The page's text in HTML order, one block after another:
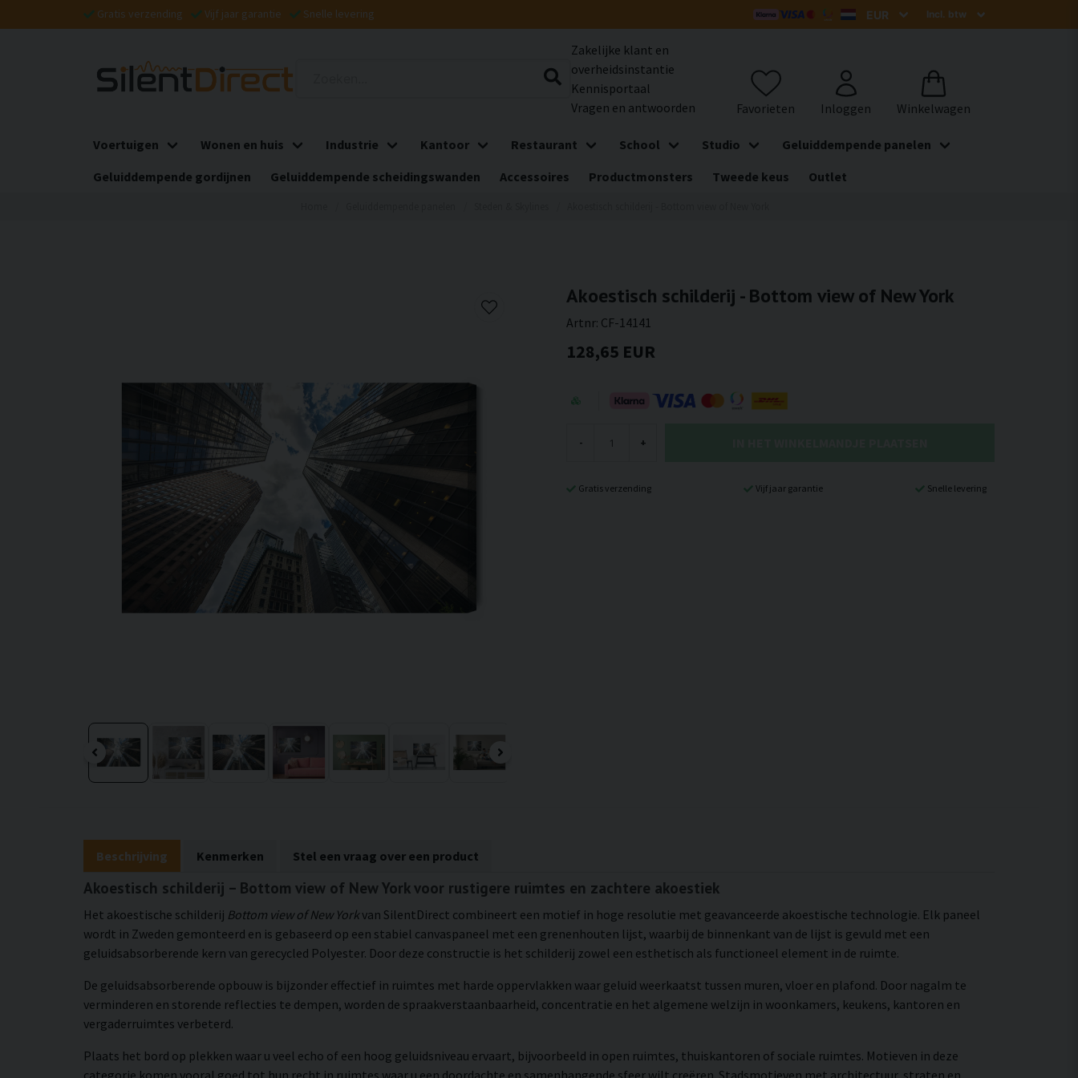
Gratis verzending Vijf jaar garantie Snelle levering
Zakelijke klant en
overheidsinstantie
Kennisportaal
Vragen en antwoorden
Voertuigen Wonen en huis Industrie Kantoor Restaurant School Studio
Geluiddempende panelen
Geluiddempende gordijnen
Geluiddempende scheidingswanden Accessoires Productmonsters Tweede keus Outlet
Akoestisch schilderij - Bottom view of New York
Artnr: CF-14141
128,65 EUR
- +
Gratis verzending Vijf jaar garantie Snelle levering
Beschrijving Kenmerken Stel een vraag over een product
Akoestisch schilderij – Bottom view of New York voor rustigere ruimtes en zachtere akoestiek
Het akoestische schilderij Bottom view of New Yorkvan SilentDirect combineert een motief in hoge resolutie met geavanceerde akoestische technologie. Elk paneel
wordt in Zweden gemonteerd en is gebaseerd op een stabiel canvaspaneel met een grenenhouten lijst, waarbij de binnenkant van de lijst is gevuld met een
geluidsabsorberende kern van gerecycled Polyester. Door deze constructie is het schilderij zowel een esthetisch als functioneel element in de ruimte.
De geluidsabsorberende opbouw is bijzonder effectief in ruimtes met harde oppervlakken waar geluid weerkaatst tussen muren, vloer en plafond. Door nagalm te
verminderen en storende reflecties te dempen, worden de spraakverstaanbaarheid, concentratie en het algemene welzijn in woonkamers, keukens, kantoren en
vergaderruimtes verbeterd.
Plaats het bord op plekken waar u veel echo of een hoog geluidsniveau ervaart, bijvoorbeeld in open ruimtes, thuiskantoren of sociale ruimtes. Motieven in deze
categorie komen vooral goed tot hun recht in ruimtes waar u een doordachte en samenhangende sfeer wilt creëren. Stadsmotieven met architectuur, straten en